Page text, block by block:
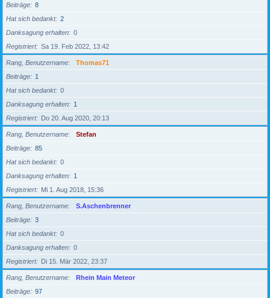
Beiträge
8
Hat sich bedankt
2
Danksagung erhalten
0
Registriert
Sa 19. Feb 2022, 13:42
Rang, Benutzername
Thomas71
Beiträge
1
Hat sich bedankt
0
Danksagung erhalten
1
Registriert
Do 20. Aug 2020, 20:13
Rang, Benutzername
Stefan
Beiträge
85
Hat sich bedankt
0
Danksagung erhalten
1
Registriert
Mi 1. Aug 2018, 15:36
Rang, Benutzername
S.Aschenbrenner
Beiträge
3
Hat sich bedankt
0
Danksagung erhalten
0
Registriert
Di 15. Mär 2022, 23:37
Rang, Benutzername
Rhein Main Meteor
Beiträge
97